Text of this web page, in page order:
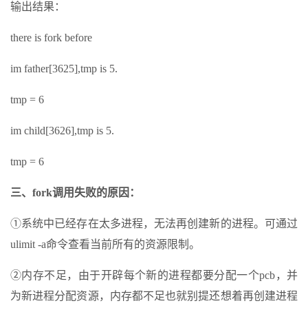
输出结果：
there is fork before
im father[3625],tmp is 5.
tmp = 6
im child[3626],tmp is 5.
tmp = 6
三、fork调用失败的原因：
①系统中已经存在太多进程，无法再创建新的进程。可通过
ulimit -a命令查看当前所有的资源限制。
②内存不足，由于开辟每个新的进程都要分配一个pcb，并
为新进程分配资源，内存都不足也就别提还想着再创建进程